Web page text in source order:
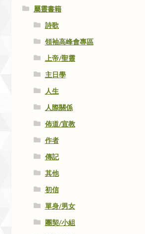
屬靈書籍
詩歌
領袖高峰會專區
上帝/聖靈
主日學
人生
人際關係
佈道/宣教
作者
傳記
其他
初信
單身/男女
團契/小組